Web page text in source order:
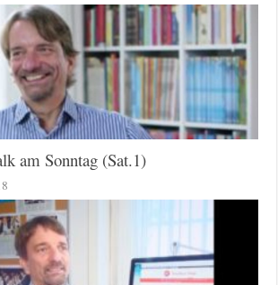
am Sonntag (Sat.1)